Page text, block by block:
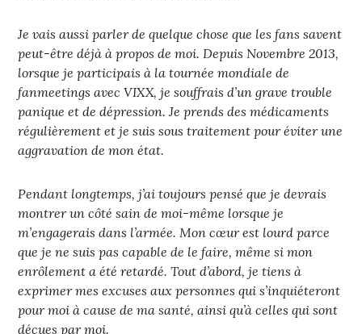
Je vais aussi parler de quelque chose que les fans savent
peut-être déjà à propos de moi. Depuis Novembre 2013,
lorsque je participais à la tournée mondiale de
fanmeetings avec VIXX, je souffrais d’un grave trouble
panique et de dépression. Je prends des médicaments
régulièrement et je suis sous traitement pour éviter une
aggravation de mon état.
Pendant longtemps, j’ai toujours pensé que je devrais
montrer un côté sain de moi-même lorsque je
m’engagerais dans l’armée. Mon cœur est lourd parce
que je ne suis pas capable de le faire, même si mon
enrôlement a été retardé. Tout d’abord, je tiens à
exprimer mes excuses aux personnes qui s’inquiéteront
pour moi à cause de ma santé, ainsi qu’à celles qui sont
déçues par moi.